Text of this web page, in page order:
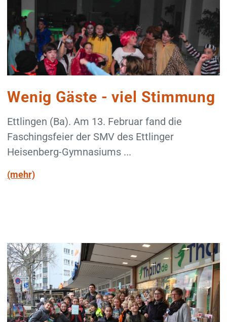
Wenig Gäste - viel Stimmung
Ettlingen (Ba). Am 13. Februar fand die
Faschingsfeier der SMV des Ettlinger
Heisenberg-Gymnasiums ...
(mehr)